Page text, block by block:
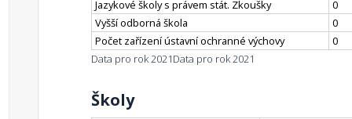
Jazykové školy s právem stát. Zkoušky
0
Vyšší odborná škola
0
Počet zařízení ústavní ochranné výchovy
0
Data pro rok 2021Data pro rok 2021
Školy